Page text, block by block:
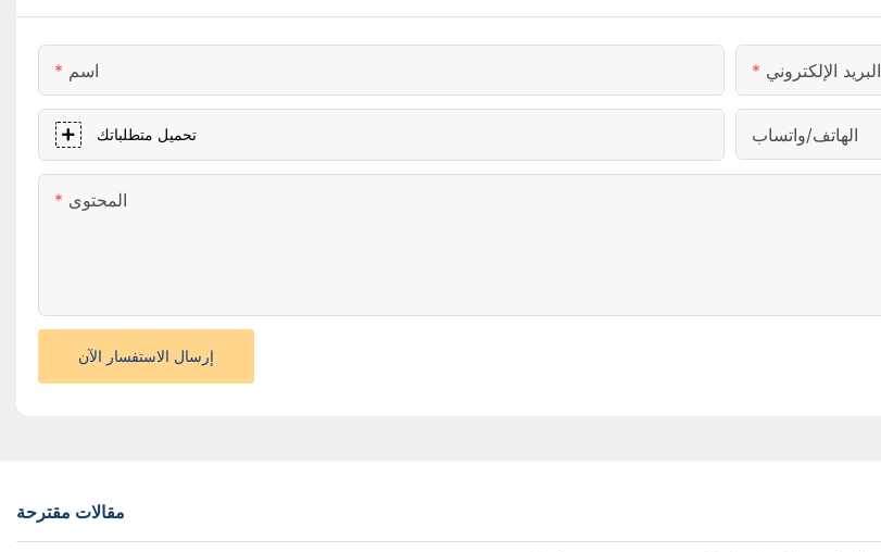
اسم البريد الإلكتروني
تحميل متطلباتك الهاتف/واتساب
المحتوى
إرسال الاستفسار الآن
مقالات مقترحة